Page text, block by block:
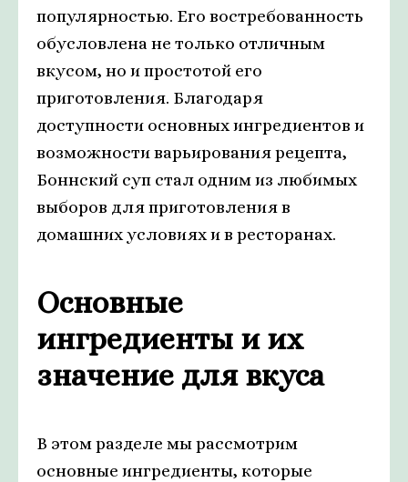
популярностью. Его востребованность
обусловлена не только отличным
вкусом, но и простотой его
приготовления. Благодаря
доступности основных ингредиентов и
возможности варьирования рецепта,
Боннский суп стал одним из любимых
выборов для приготовления в
домашних условиях и в ресторанах.
Основные
ингредиенты и их
значение для вкуса
В этом разделе мы рассмотрим
основные ингредиенты, которые